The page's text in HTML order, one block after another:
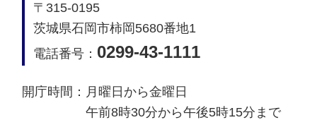
〒315-0195
茨城県石岡市柿岡5680番地1
電話番号： 0299-43-1111
開庁時間： 月曜日から金曜日
午前8時30分から午後5時15分まで